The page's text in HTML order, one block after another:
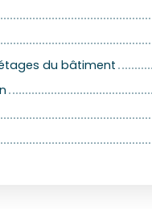
du bâtiment